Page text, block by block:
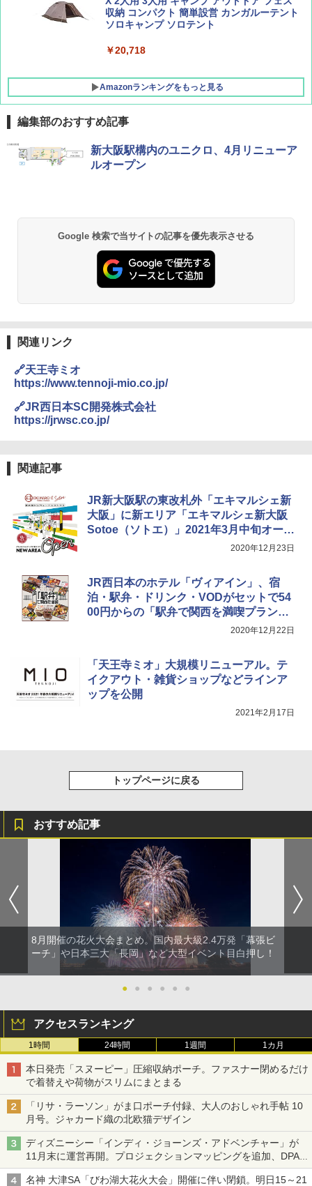
収納 コンパクト 簡単設営 カンガルーテント
ソロキャンプ ソロテント
￥20,718
Amazonランキングをもっと見る
BUNDOK(バンドック)ソロ ドーム 1 EX BDK
-08EX カーキ ソロキャンプ ポリエステル フ
レーム テント
GRANDOOR ステンレス保冷剤 2個セット 2
コンパクト 保冷力長持ち
￥2,980
関の購入実績 登山・キャンプ・アウトドア・
送
防水 UVカット 4段階高さ調整 軽量 収納袋付
き
￥6,459
USB充電式 高精度 超長距離照射 長時間使用
可能 安全ロック付き 高安全性 金属製耐久 コ
ンパクト多機能設計 持ち運び便利 アウトド
ア/オフィス/教育現場/展示会用 緑
編集部のおすすめ記事
新大阪駅構内のユニクロ、4月リニューア
ルオープン
Google 検索で当サイトの記事を優先表示させる
関連リンク
🔗天王寺ミオ
https://www.tennoji-mio.co.jp/
🔗JR西日本SC開発株式会社
https://jrwsc.co.jp/
関連記事
JR新大阪駅の東改札外「エキマルシェ新
大阪」に新エリア「エキマルシェ新大阪
Sotoe（ソトエ）」2021年3月中旬オープ
2020年12月23日
JR西日本のホテル「ヴィアイン」、宿
泊・駅弁・ドリンク・VODがセットで54
00円からの「駅弁で関西を満喫プラン」
2020年12月22日
「天王寺ミオ」大規模リニューアル。テ
イクアウト・雑貨ショップなどラインア
ップを公開
2021年2月17日
トップページに戻る
おすすめ記事
8月開催の花火大会まとめ。国内最大級2.4万発「幕張ビ
ーチ」や日本三大「長岡」など大型イベント目白押し！
● ● ● ● ● ●
アクセスランキング
1時間 24時間 1週間 1カ月
本日発売「スヌーピー」圧縮収納ポーチ。ファスナー閉めるだけ
で着替えや荷物がスリムにまとまる
「リサ・ラーソン」がま口ポーチ付録、大人のおしゃれ手帖 10
月号。ジャカード織の北欧猫デザイン
ディズニーシー「インディ・ジョーンズ・アドベンチャー」が
11月末に運営再開。プロジェクションマッピングを追加、DPA
は1500円
名神 大津SA「びわ湖大花火大会」開催に伴い閉鎖。明日15～21